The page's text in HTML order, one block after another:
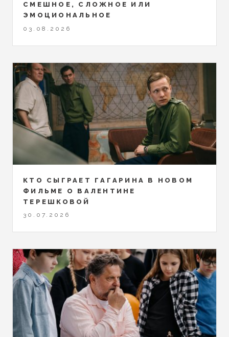
СМЕШНОЕ, СЛОЖНОЕ ИЛИ
ЭМОЦИОНАЛЬНОЕ
03.08.2026
КТО СЫГРАЕТ ГАГАРИНА В НОВОМ
ФИЛЬМЕ О ВАЛЕНТИНЕ
ТЕРЕШКОВОЙ
30.07.2026